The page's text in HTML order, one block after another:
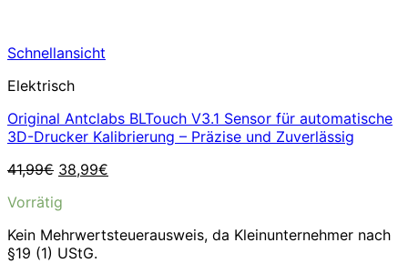
Schnellansicht
Elektrisch
Original Antclabs BLTouch V3.1 Sensor für automatische
3D-Drucker Kalibrierung – Präzise und Zuverlässig
41,99€ Ursprünglicher
war:
38,99€
Vorrätig
Kein Mehrwertsteuerausweis, da Kleinunternehmer nach
§19 (1) UStG.